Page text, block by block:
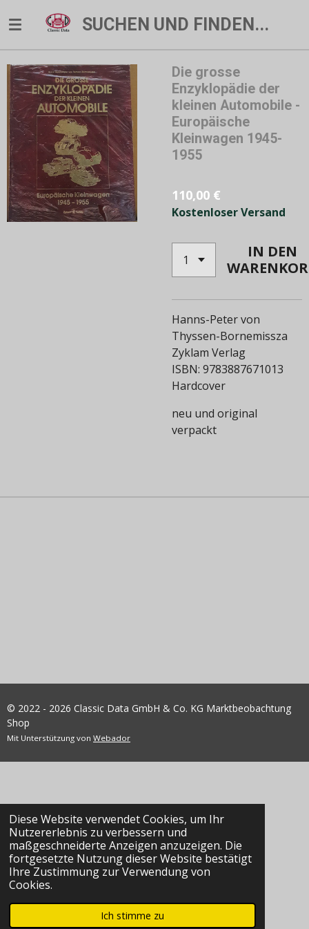
Diese Website verwendet Cookies, um Ihr
Nutzererlebnis zu verbessern und
maßgeschneiderte Anzeigen anzuzeigen. Die
fortgesetzte Nutzung dieser Website bestätigt
Ihre Zustimmung zur Verwendung von
Cookies.
Ich stimme zu
Hauptinhalt
springen
SUCHEN UND FINDEN...
Die grosse
Enzyklopädie der
kleinen Automobile -
Europäische
Kleinwagen 1945-
1955
110,00 €
Kostenloser Versand
IN DEN
Hanns-Peter von
Thyssen-Bornemissza
Zyklam Verlag
ISBN: 9783887671013
Hardcover
neu und original
verpackt
© 2022 - 2026 Classic Data GmbH & Co. KG Marktbeobachtung
Shop
Mit Unterstützung von Webador